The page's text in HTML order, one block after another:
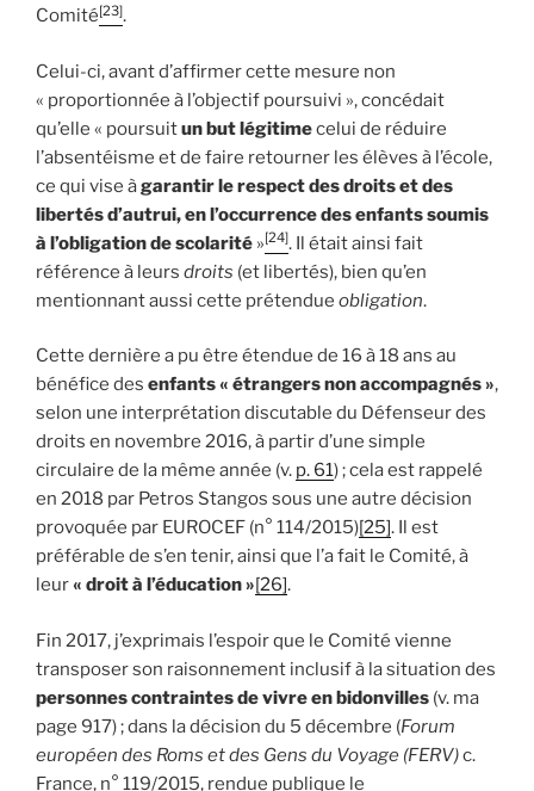
Comité[23].
Celui-ci, avant d’affirmer cette mesure non
« proportionnée à l’objectif poursuivi », concédait
qu’elle « poursuitun but légitimecelui de réduire
l’absentéisme et de faire retourner les élèves à l’école,
ce qui vise àgarantir lerespect des droits et des
libertés d’autrui, en l’occurrence des enfants soumis
à l’obligation de scolarité »[24]. Il était ainsi fait
référence à leurs droits (et libertés), bien qu’en
mentionnant aussi cette prétendue obligation.
Cette dernière a pu être étendue de 16 à 18 ans au
bénéfice des enfants « étrangers non accompagnés »,
selon une interprétation discutable du Défenseur des
droits en novembre 2016, à partir d’une simple
circulaire de la même année (v. p. 61) ; cela est rappelé
en 2018 par Petros Stangos sous une autre décision
provoquée par EUROCEF (n° 114/2015)[25]. Il est
préférable de s’en tenir, ainsi que l’a fait le Comité, à
leur« droit à l’éducation »[26].
Fin 2017, j’exprimais l’espoir que le Comité vienne
transposer son raisonnement inclusif à la situation des
personnes contraintes de vivre en bidonvilles (v. ma
page 917) ; dans la décision du 5 décembre (Forum
européen des Roms et des Gens du Voyage (FERV)c.
France, n° 119/2015, rendue publique le